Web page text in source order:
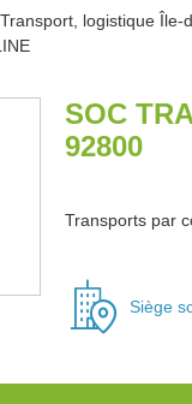
Transport, logistique Île-
SOC
92800
Transports par
Siège